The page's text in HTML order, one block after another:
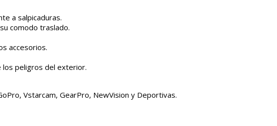
a salpicaduras.
comodo traslado.
accesorios.
los peligros del exterior.
Vstarcam, GearPro, NewVision y Deportivas.